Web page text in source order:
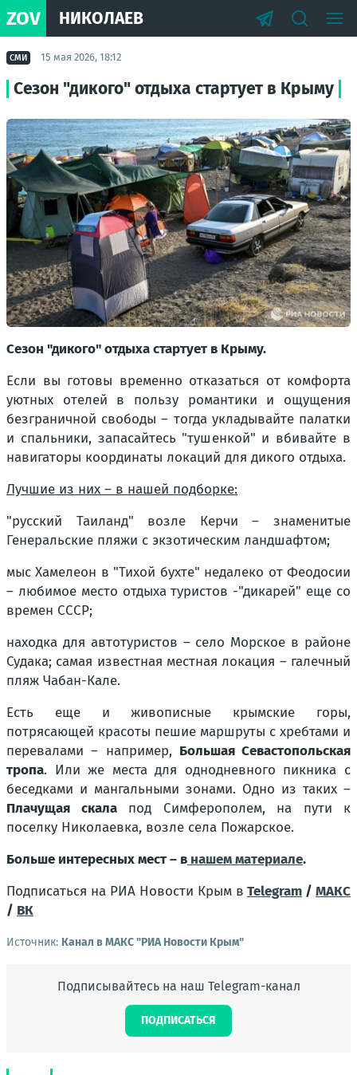
ZOV НИКОЛАЕВ
СМИ 15 мая 2026, 18:12
Сезон "дикого" отдыха стартует в Крыму
Сезон "дикого" отдыха стартует в Крыму.
Если вы готовы временно отказаться от комфорта
уютных отелей в пользу романтики и ощущения
безграничной свободы – тогда укладывайте палатки
и спальники, запасайтесь "тушенкой" и вбивайте в
навигаторы координаты локаций для дикого отдыха.
Лучшие из них – в нашей подборке:
"русский Таиланд" возле Керчи – знаменитые
Генеральские пляжи с экзотическим ландшафтом;
мыс Хамелеон в "Тихой бухте" недалеко от Феодосии
– любимое место отдыха туристов -"дикарей" еще со
времен СССР;
находка для автотуристов – село Морское в районе
Судака; самая известная местная локация – галечный
пляж Чабан-Кале.
Есть еще и живописные крымские горы,
потрясающей красоты пешие маршруты с хребтами и
перевалами – например, Большая Севастопольская
тропа. Или же места для однодневного пикника с
беседками и мангальными зонами. Одно из таких –
Плачущая скалапод Симферополем, на пути к
поселку Николаевка, возле села Пожарское.
Больше интересных мест – в нашем материале.
Подписаться на РИА Новости Крым в Telegram / МАКС
/ ВК
Источник: Канал в МАКС "РИА Новости Крым"
Подписывайтесь на наш Telegram-канал
ПОДПИСАТЬСЯ